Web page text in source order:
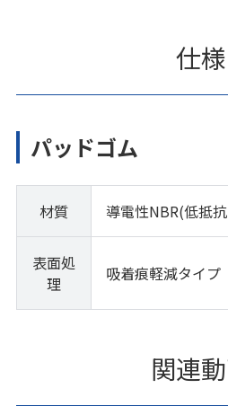
仕様
パッドゴム
材質 導電性NBR(低抵
表面処
理
吸着痕軽減タイプ
関連